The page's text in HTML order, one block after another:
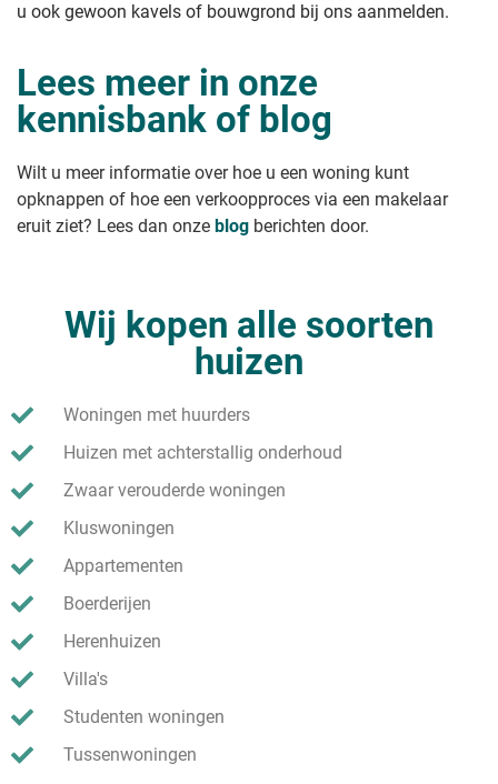
u ook gewoon kavels of bouwgrond bij ons aanmelden.
Lees meer in onze
kennisbank of blog
Wilt u meer informatie over hoe u een woning kunt
opknappen of hoe een verkoopproces via een makelaar
eruit ziet? Lees dan onze blog berichten door.
Wij kopen alle soorten
huizen
Woningen met huurders
Huizen met achterstallig onderhoud
Zwaar verouderde woningen
Kluswoningen
Appartementen
Boerderijen
Herenhuizen
Villa's
Studenten woningen
Tussenwoningen